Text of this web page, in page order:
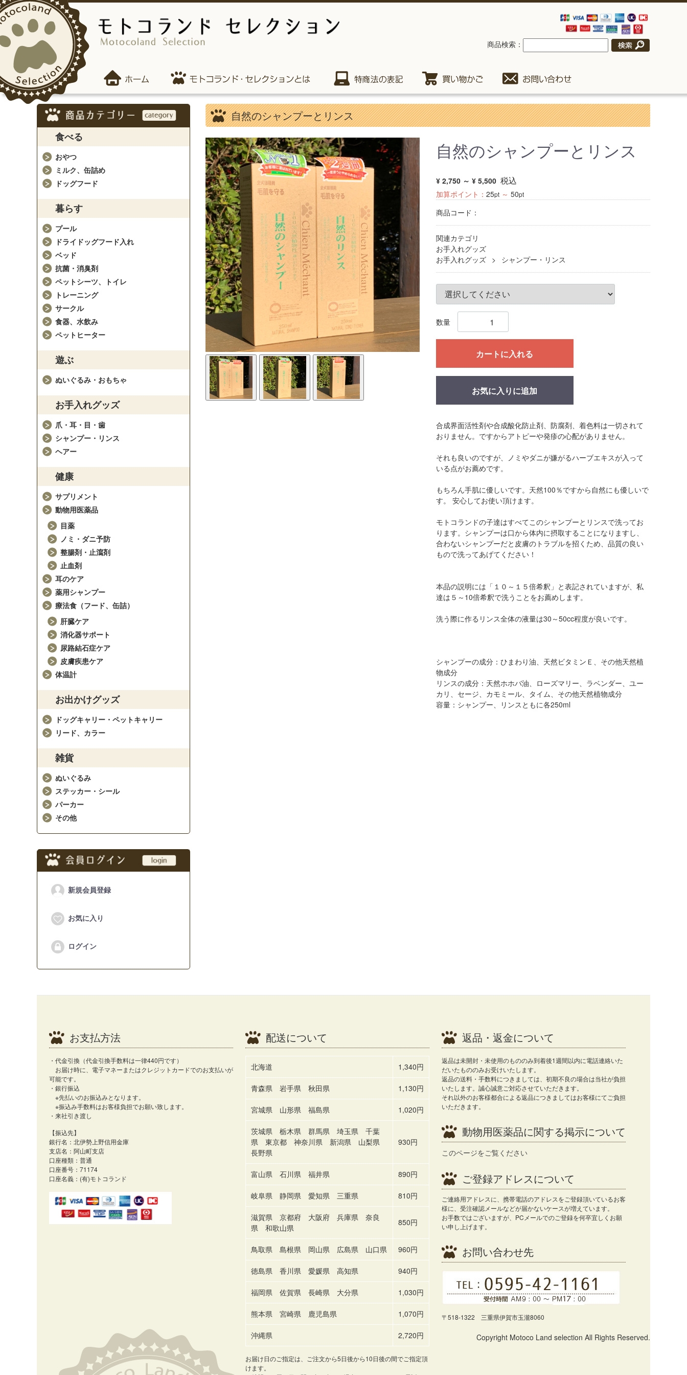
商品検索：
自然のシャンプーとリンス
自然のシャンプーとリンス
¥ 2,750 ～ ¥ 5,500 税込
加算ポイント： 25pt ～ 50pt
商品コード：
関連カテゴリ
お手入れグッズ
お手入れグッズ
シャンプー・リンス
数量
カートに入れる
お気に入りに追加
合成界面活性剤や合成酸化防止剤、防腐剤、着色料は一切されて
おりません。ですからアトピーや発疹の心配がありません。
それも良いのですが、ノミやダニが嫌がるハーブエキスが入って
いる点がお薦めです。
もちろん手肌に優しいです。天然100％ですから自然にも優しいで
す。 安心してお使い頂けます。
モトコランドの子達はすべてこのシャンプーとリンスで洗ってお
ります。シャンプーは口から体内に摂取することになりますし、
合わないシャンプーだと皮膚のトラブルを招くため、品質の良い
もので洗ってあげてください！
本品の説明には「１０～１５倍希釈」と表記されていますが、私
達は５～10倍希釈で洗うことをお薦めします。
洗う際に作るリンス全体の液量は30～50cc程度が良いです。
シャンプーの成分：ひまわり油、天然ビタミンＥ、その他天然植
物成分
リンスの成分：天然ホホバ油、ローズマリー、ラベンダー、ユー
カリ、セージ、カモミール、タイム、その他天然植物成分
容量：シャンプー、リンスともに各250ml
食べる
おやつ
ミルク、缶詰め
ドッグフード
暮らす
プール
ドライドッグフード入れ
ベッド
抗菌・消臭剤
ペットシーツ、トイレ
トレーニング
サークル
食器、水飲み
ペットヒーター
遊ぶ
ぬいぐるみ・おもちゃ
お手入れグッズ
爪・耳・目・歯
シャンプー・リンス
ヘアー
健康
サプリメント
動物用医薬品
目薬
ノミ・ダニ予防
整腸剤・止瀉剤
止血剤
耳のケア
薬用シャンプー
療法食（フード、缶詰）
肝臓ケア
消化器サポート
尿路結石症ケア
皮膚疾患ケア
体温計
お出かけグッズ
ドッグキャリー・ペットキャリー
リード、カラー
雑貨
ぬいぐるみ
ステッカー・シール
パーカー
その他
新規会員登録
お気に入り
ログイン
お支払方法
・代金引換（代金引換手数料は一律440円です）
お届け時に、電子マネーまたはクレジットカードでのお支払いが
可能です。
・銀行振込
※先払いのお振込みとなります。
※振込み手数料はお客様負担でお願い致します。
・来社引き渡し
【振込先】
銀行名：北伊勢上野信用金庫
支店名：阿山町支店
口座種類：普通
口座番号：71174
口座名義：(有)モトコランド
配送について
北海道 1,340円
青森県 岩手県 秋田県 1,130円
宮城県 山形県 福島県 1,020円
茨城県 栃木県 群馬県 埼玉県 千葉
県 東京都 神奈川県 新潟県 山梨県
長野県
930円
富山県 石川県 福井県 890円
岐阜県 静岡県 愛知県 三重県 810円
滋賀県 京都府 大阪府 兵庫県 奈良
県 和歌山県
850円
鳥取県 島根県 岡山県 広島県 山口県 960円
徳島県 香川県 愛媛県 高知県 940円
福岡県 佐賀県 長崎県 大分県 1,030円
熊本県 宮崎県 鹿児島県 1,070円
沖縄県 2,720円
お届け日のご指定は、ご注文から5日後から10日後の間でご指定頂
けます。
返品・返金について
返品は未開封・未使用のもののみ到着後1週間以内に電話連絡いた
だいたもののみお受けいたします。
返品の送料・手数料につきましては、初期不良の場合は当社が負担
いたします。誠心誠意ご対応させていただきます。
それ以外のお客様都合による返品につきましてはお客様にてご負担
いただきます。
動物用医薬品に関する掲示について
このページをご覧ください
ご登録アドレスについて
ご連絡用アドレスに、携帯電話のアドレスをご登録頂いているお客
様に、受注確認メールなどが届かないケースが増えています。
お手数ではございますが、PCメールでのご登録を何卒宜しくお願
い申し上げます。
お問い合わせ先
〒518-1322 三重県伊賀市玉瀧8060
Copyright Motoco Land selection All Rights Reserved.